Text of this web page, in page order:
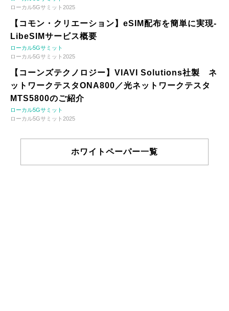
ローカル5Gサミット2025
【コモン・クリエーション】eSIM配布を簡単に実現-
LibeSIMサービス概要
ローカル5Gサミット
ローカル5Gサミット2025
【コーンズテクノロジー】VIAVI Solutions社製 ネ
ットワークテスタONA800／光ネットワークテスタ
MTS5800のご紹介
ローカル5Gサミット
ローカル5Gサミット2025
ホワイトペーパー一覧